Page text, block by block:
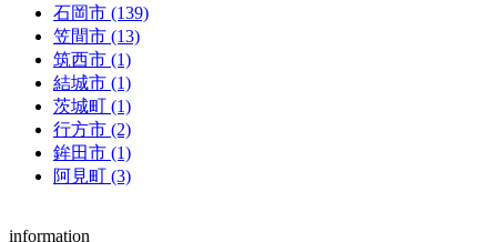
石岡市 (139)
笠間市 (13)
筑西市 (1)
結城市 (1)
茨城町 (1)
行方市 (2)
鉾田市 (1)
阿見町 (3)
information